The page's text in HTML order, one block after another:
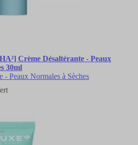
Crème Désaltérante - Peaux
30ml
- Peaux Normales à Sèches